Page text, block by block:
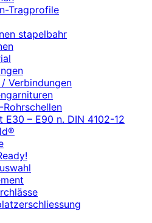
Tragprofile
stapelbahr
/ Verbindungen
Rohrschellen
E30 – E90 n. DIN 4102-12